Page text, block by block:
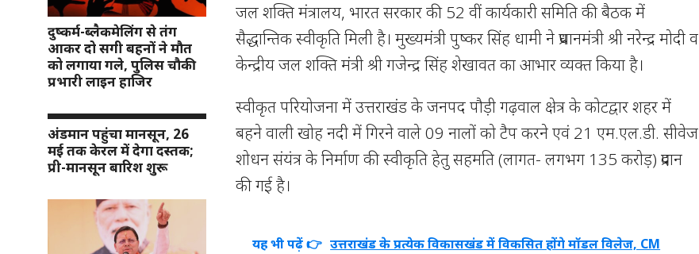
दुष्कर्म-ब्लैकमेलिंग से तंग
आकर दो सगी बहनों ने मौत
को लगाया गले, पुलिस चौकी
प्रभारी लाइन हाजिर
अंडमान पहुंचा मानसून, 26
मई तक केरल में देगा दस्तक;
प्री-मानसून बारिश शुरू
जल शक्ति मंत्रालय, भारत सरकार की 52 वीं कार्यकारी समिति की बैठक में
सैद्धान्तिक स्वीकृति मिली है। मुख्यमंत्री पुष्कर सिंह धामी ने प्रधानमंत्री श्री नरेन्द्र मोदी व
केन्द्रीय जल शक्ति मंत्री श्री गजेन्द्र सिंह शेखावत का आभार व्यक्त किया है।
स्वीकृत परियोजना में उत्तराखंड के जनपद पौड़ी गढ़वाल क्षेत्र के कोटद्वार शहर में
बहने वाली खोह नदी में गिरने वाले 09 नालों को टैप करने एवं 21 एम.एल.डी. सीवेज
शोधन संयंत्र के निर्माण की स्वीकृति हेतु सहमति (लागत- लगभग 135 करोड़) प्रदान
की गई है।
यह भी पढ़ें 👉 उत्तराखंड के प्रत्येक विकासखंड में विकसित होंगे मॉडल विलेज, CM